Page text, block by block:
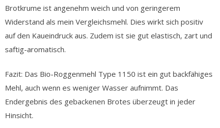
Brotkrume ist angenehm weich und von geringerem
Widerstand als mein Vergleichsmehl. Dies wirkt sich positiv
auf den Kaueindruck aus. Zudem ist sie gut elastisch, zart und
saftig-aromatisch.
Fazit: Das Bio-Roggenmehl Type 1150 ist ein gut backfähiges
Mehl, auch wenn es weniger Wasser aufnimmt. Das
Endergebnis des gebackenen Brotes überzeugt in jeder
Hinsicht.